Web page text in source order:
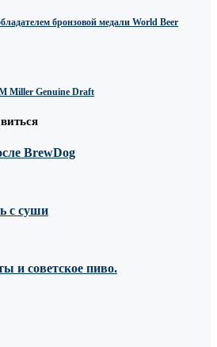
бронзовой медали World Beer
Miller Genuine Draft
BrewDog
с суши
и советское пиво.